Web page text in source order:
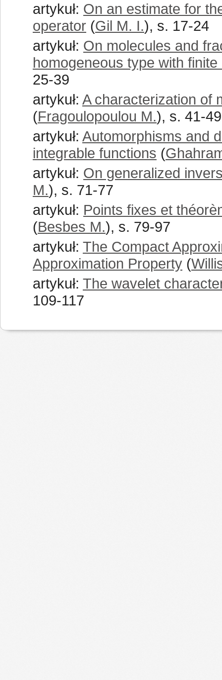
artykuł: On an estimate for
operator (Gil M. I.), s. 17-24
artykuł: On molecules and
homogeneous type with
25-39
artykuł: A characterization of
(Fragoulopoulou M.), s. 41-49
artykuł: Automorphisms and
integrable functions (
artykuł: On generalized
M.), s. 71-77
artykuł: Points fixes et
(Besbes M.), s. 79-97
artykuł: The Compact
Approximation Property (
artykuł: The wavelet
109-117